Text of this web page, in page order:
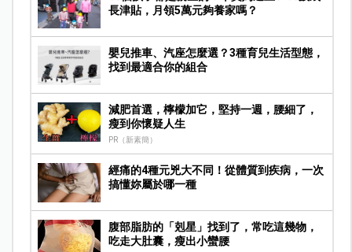
長津貼，月領5萬元夠養家嗎？
嬰兒推車、汽座怎麼選？3種育兒生活型態，
找到最適合你的組合
減肥首選，檸檬加它，堅持一週，腰細了，
瘦到你懷疑人生
PR（新素簡）
經痛的4種元兇大不同！從體質到疾病，一次
搞懂妳屬於哪一種
腹部脂肪的「剋星」找到了，常吃這幾物，
吃走大肚囊，瘦出小蠻腰